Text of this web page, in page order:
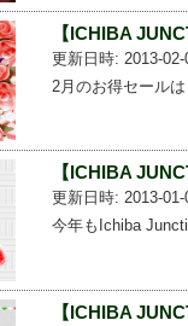
【ICHIBA
更新日時: 2013-02-
2月のお得セールは
【ICHIBA
更新日時: 2013-01-
今年もIchiba
【ICHIBA